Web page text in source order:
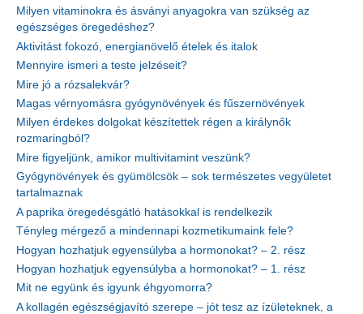
Milyen vitaminokra és ásványi anyagokra van szükség az
egészséges öregedéshez?
Aktivitást fokozó, energianövelő ételek és italok
Mennyire ismeri a teste jelzéseit?
Mire jó a rózsalekvár?
Magas vérnyomásra gyógynövények és fűszernövények
Milyen érdekes dolgokat készítettek régen a királynők
rozmaringból?
Mire figyeljünk, amikor multivitamint veszünk?
Gyógynövények és gyümölcsök – sok természetes vegyületet
tartalmaznak
A paprika öregedésgátló hatásokkal is rendelkezik
Tényleg mérgező a mindennapi kozmetikumaink fele?
Hogyan hozhatjuk egyensúlyba a hormonokat? – 2. rész
Hogyan hozhatjuk egyensúlyba a hormonokat? – 1. rész
Mit ne együnk és igyunk éhgyomorra?
A kollagén egészségjavító szerepe – jót tesz az ízületeknek, a